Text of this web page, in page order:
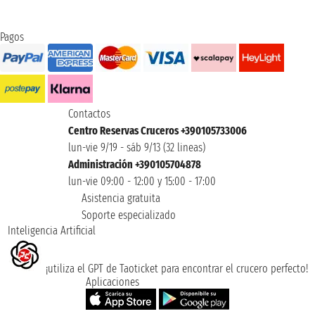
Pagos
Contactos
Centro Reservas Cruceros +390105733006
lun-vie 9/19 - sáb 9/13 (32 lineas)
Administración +390105704878
lun-vie 09:00 - 12:00 y 15:00 - 17:00
Asistencia gratuita
Soporte especializado
Inteligencia Artificial
¡utiliza el GPT de Taoticket para encontrar el crucero perfecto!
Aplicaciones